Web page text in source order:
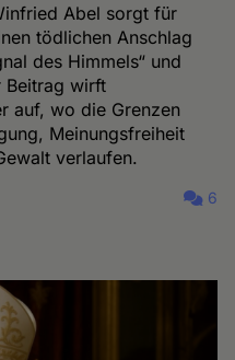
Abel sorgt für
tödlichen Anschlag
des Himmels“ und
Beitrag wirft
auf, wo die Grenzen
Meinungsfreiheit
verlaufen.
6